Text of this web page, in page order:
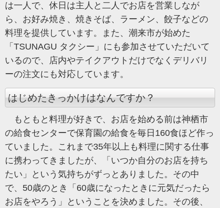
は一人で、休日は主人と二人でお店を営業しなが
ら、お好み焼き、焼きそば、ラーメン、餃子などの
料理を提供しています。また、潮来市が始めた
「TSUNAGU タクシー」にも参加させていただいて
いるので、店内やテイクアウトだけでなくデリバリ
ーの注文にも対応しています。
はじめたきっかけはなんですか？
もともと料理が好きで、お店を始める前は神栖市
の給食センターで保育園の給食を毎日160食ほど作っ
ていました。これまで35年以上も料理に関する仕事
に携わってきましたが、「いつか自分のお店を持ち
たい」という気持ちがずっとありました。その中
で、50歳のとき「60歳になったときに元気だったら
お店をやろう」ということを決めました。その後、